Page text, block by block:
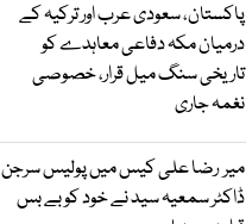
پاکستان، سعودی عرب اور ترکیہ کے
درمیان مکہ دفاعی معاہدے کو
تاریخی سنگ میل قرار، خصوصی
نغمہ جاری
میر رضا علی کیس میں پولیس سرجن
ڈاکٹر سمعیہ سید نے خود کو بے بس